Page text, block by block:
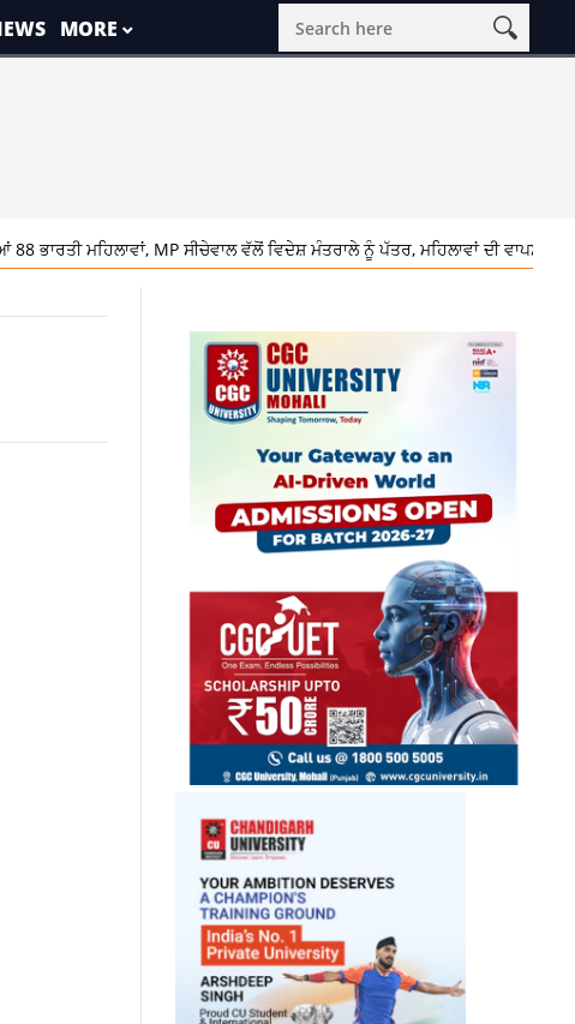
MORE
MP ਸੀਚੇਵਾਲ ਵੱਲੋਂ ਵਿਦੇਸ਼ ਮੰਤਰਾਲੇ ਨੂੰ ਪੱਤਰ, ਮਹਿਲਾਵਾਂ ਦੀ ਵਾਪਸੀ ਦੀ ਕੀਤੀ ਮੰਗ